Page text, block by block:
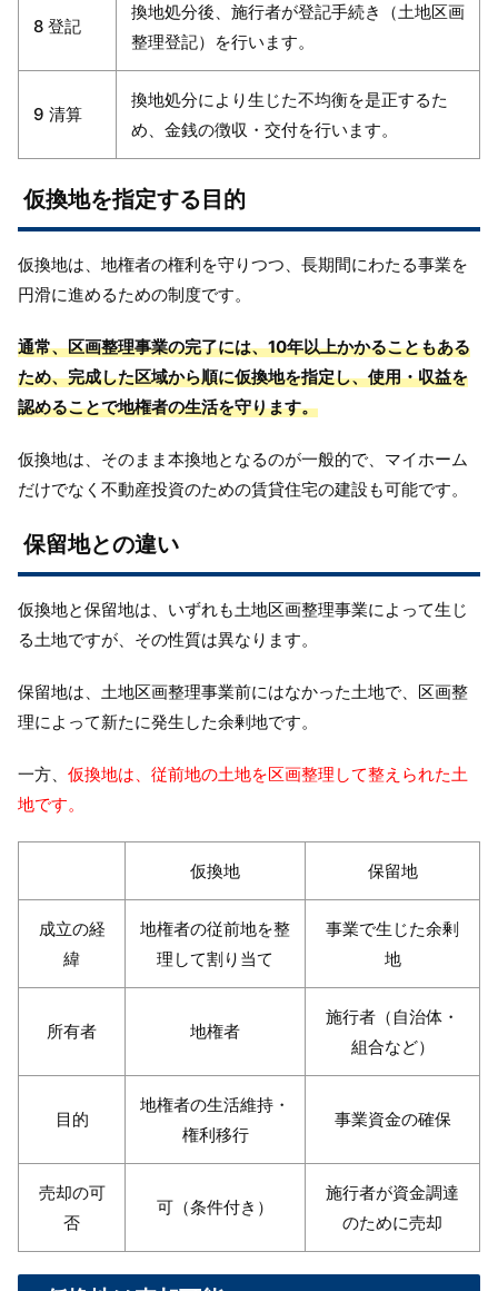
8 登記
換地処分後、施行者が登記手続き（土地区画
整理登記）を行います。
9 清算
換地処分により生じた不均衡を是正するた
め、金銭の徴収・交付を行います。
仮換地を指定する目的
仮換地は、地権者の権利を守りつつ、長期間にわたる事業を
円滑に進めるための制度です。
通常、区画整理事業の完了には、10年以上かかることもある
ため、完成した区域から順に仮換地を指定し、使用・収益を
認めることで地権者の生活を守ります。
仮換地は、そのまま本換地となるのが一般的で、マイホーム
だけでなく不動産投資のための賃貸住宅の建設も可能です。
保留地との違い
仮換地と保留地は、いずれも土地区画整理事業によって生じ
る土地ですが、その性質は異なります。
保留地は、土地区画整理事業前にはなかった土地で、区画整
理によって新たに発生した余剰地です。
一方、 仮換地は、従前地の土地を区画整理して整えられた土
地です。
仮換地 保留地
成立の経
緯
地権者の従前地を整
理して割り当て
事業で生じた余剰
地
所有者 地権者
施行者（自治体・
組合など）
目的
地権者の生活維持・
権利移行
事業資金の確保
売却の可
否
可（条件付き）
施行者が資金調達
のために売却